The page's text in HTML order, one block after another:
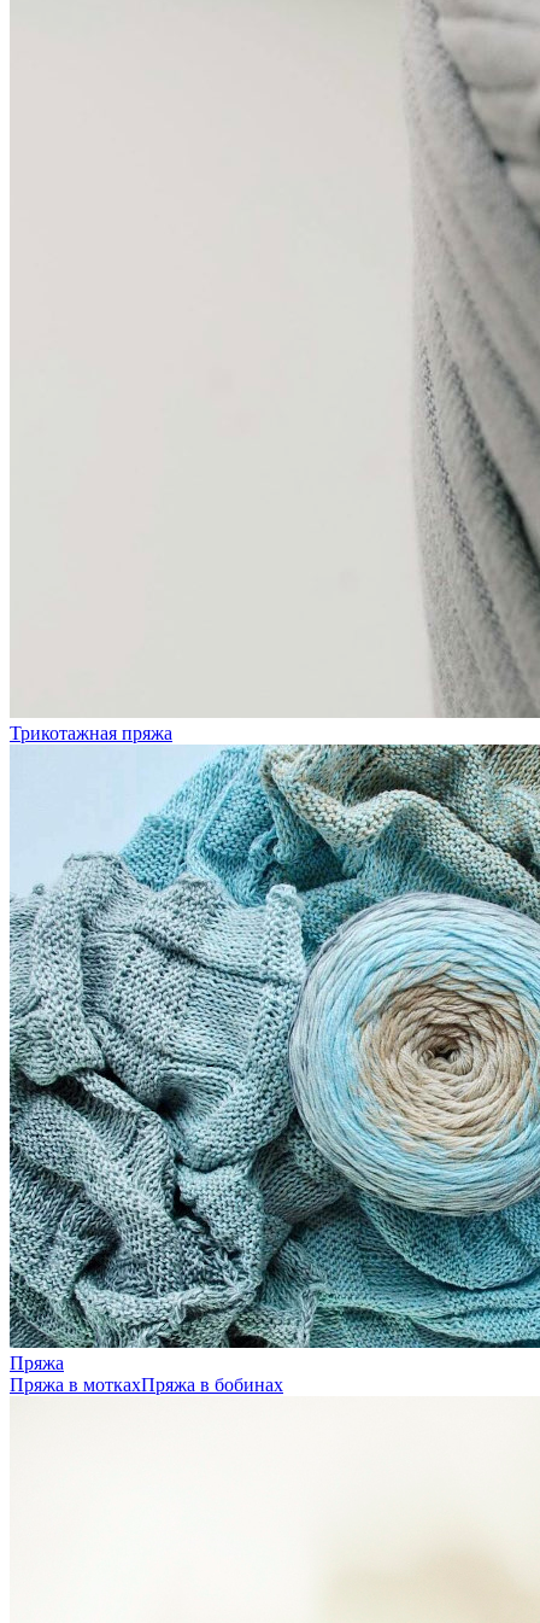
Трикотажная пряжа
Пряжа
Пряжа в моткахПряжа в бобинах